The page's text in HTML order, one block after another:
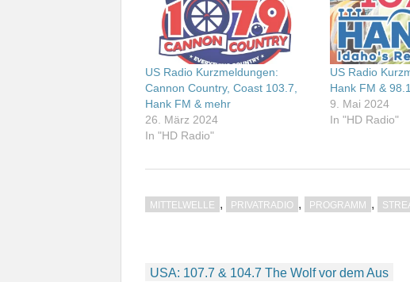
US Radio Kurzmeldungen:
Cannon Country, Coast 103.7,
Hank FM & mehr
26. März 2024
In "HD Radio"
US Radio
Hank FM &
9. Mai 2024
In "HD Radio"
MITTELWELLE , PRIVATRADIO , PROGRAMM ,
Beitragsnavigation
USA: 107.7 & 104.7 The Wolf vor dem Aus